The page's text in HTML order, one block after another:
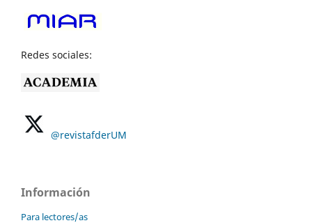
Redes sociales:
@revistafderUM
Información
Para lectores/as